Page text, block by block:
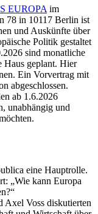
EUROPA im
78 in 10117 Berlin ist
und Auskünfte über
Politik gestaltet
sind monatliche
Haus geplant. Hier
Ein Vorvertrag mit
abgeschlossen.
ab 1.6.2026
unabhängig und
eine Hauptrolle.
„Wie kann Europa
Axel Voss diskutierten